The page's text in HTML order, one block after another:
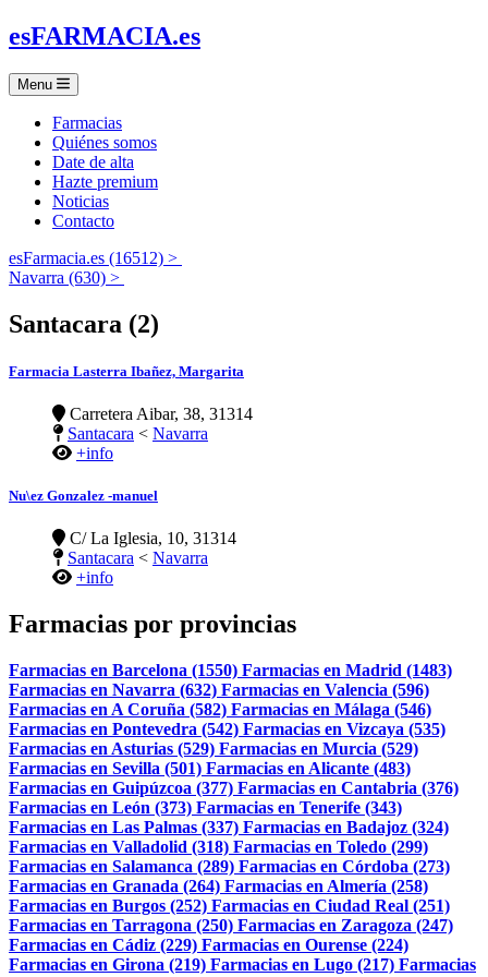
esFARMACIA.es
Menu
Farmacias
Quiénes somos
Date de alta
Hazte premium
Noticias
Contacto
esFarmacia.es (16512) >
Navarra (630) >
Santacara (2)
Farmacia Lasterra Ibañez, Margarita
Carretera Aibar, 38, 31314
Santacara < Navarra
+info
Nu\ez Gonzalez -manuel
C/ La Iglesia, 10, 31314
Santacara < Navarra
+info
Farmacias por provincias
Farmacias en Barcelona (1550) Farmacias en Madrid (1483)
Farmacias en Navarra (632) Farmacias en Valencia (596)
Farmacias en A Coruña (582) Farmacias en Málaga (546)
Farmacias en Pontevedra (542) Farmacias en Vizcaya (535)
Farmacias en Asturias (529) Farmacias en Murcia (529)
Farmacias en Sevilla (501) Farmacias en Alicante (483)
Farmacias en Guipúzcoa (377) Farmacias en Cantabria (376)
Farmacias en León (373) Farmacias en Tenerife (343)
Farmacias en Las Palmas (337) Farmacias en Badajoz (324)
Farmacias en Valladolid (318) Farmacias en Toledo (299)
Farmacias en Salamanca (289) Farmacias en Córdoba (273)
Farmacias en Granada (264) Farmacias en Almería (258)
Farmacias en Burgos (252) Farmacias en Ciudad Real (251)
Farmacias en Tarragona (250) Farmacias en Zaragoza (247)
Farmacias en Cádiz (229) Farmacias en Ourense (224)
Farmacias en Girona (219) Farmacias en Lugo (217) Farmacias